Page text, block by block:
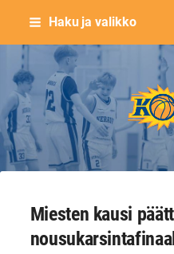
Siirry
sisältöön
Haku ja valikko
Miesten kausi